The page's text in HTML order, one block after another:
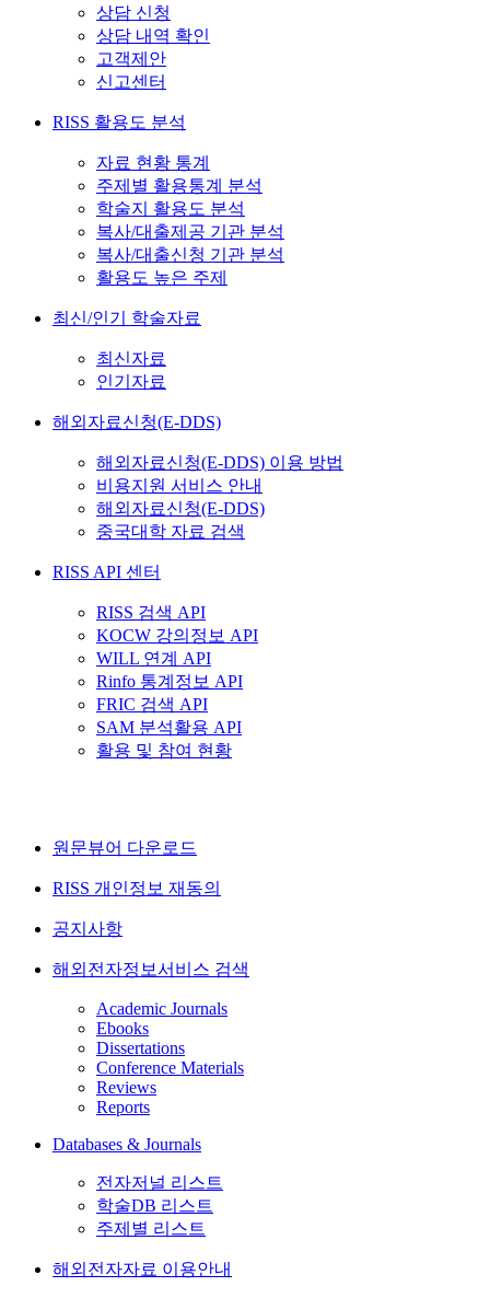
상담 신청
상담 내역 확인
고객제안
신고센터
RISS 활용도 분석
자료 현황 통계
주제별 활용통계 분석
학술지 활용도 분석
복사/대출제공 기관 분석
복사/대출신청 기관 분석
활용도 높은 주제
최신/인기 학술자료
최신자료
인기자료
해외자료신청(E-DDS)
해외자료신청(E-DDS) 이용 방법
비용지원 서비스 안내
해외자료신청(E-DDS)
중국대학 자료 검색
RISS API 센터
RISS 검색 API
KOCW 강의정보 API
WILL 연계 API
Rinfo 통계정보 API
FRIC 검색 API
SAM 분석활용 API
활용 및 참여 현황
원문뷰어 다운로드
RISS 개인정보 재동의
공지사항
해외전자정보서비스 검색
Academic Journals
Ebooks
Dissertations
Conference Materials
Reviews
Reports
Databases & Journals
전자저널 리스트
학술DB 리스트
주제별 리스트
해외전자자료 이용안내